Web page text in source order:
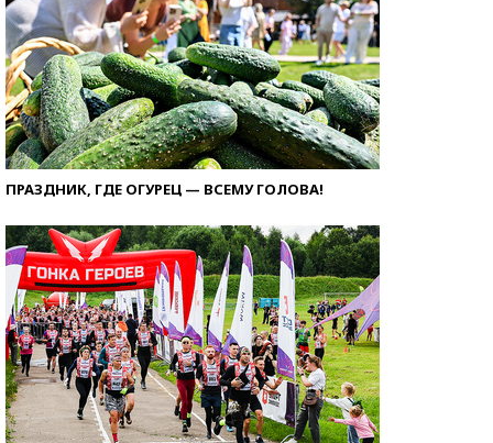
ПРАЗДНИК, ГДЕ ОГУРЕЦ — ВСЕМУ ГОЛОВА!